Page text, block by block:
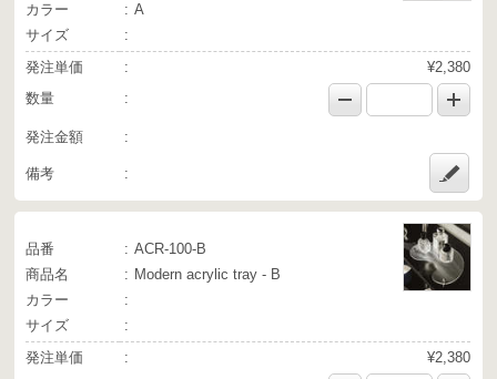
カラー
A
サイズ
発注単価
¥2,380
数量
発注金額
備考
品番
ACR-100-B
商品名
Modern acrylic tray - B
カラー
サイズ
発注単価
¥2,380